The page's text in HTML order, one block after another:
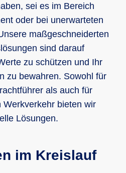
sei es im Bereich
oder bei unerwarteten
maßgeschneiderten
sind darauf
zu schützen und Ihr
zu bewahren. Sowohl für
als auch für
Werkverkehr bieten wir
Lösungen.
im Kreislauf